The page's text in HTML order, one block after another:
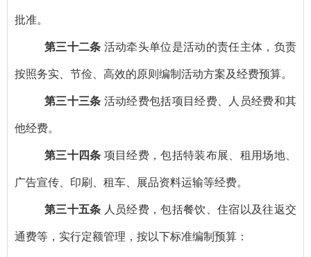
批准。
第三十二条 活动牵头单位是活动的责任主体，负责
按照务实、节俭、高效的原则编制活动方案及经费预算。
第三十三条 活动经费包括项目经费、人员经费和其
他经费。
第三十四条 项目经费，包括特装布展、租用场地、
广告宣传、印刷、租车、展品资料运输等经费。
第三十五条 人员经费，包括餐饮、住宿以及往返交
通费等，实行定额管理，按以下标准编制预算：